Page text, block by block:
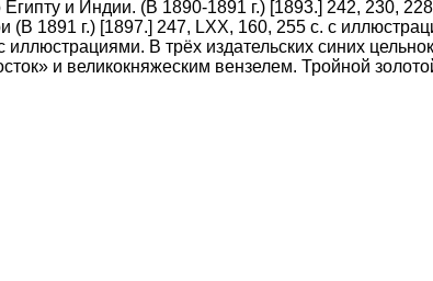
и Индии. (В 1890-1891 г.) [1893.] 242, 230,
1891 г.) [1897.] 247, LXX, 160, 255 с. с
В трёх издательских синих
и великокняжеским вензелем. Тройной